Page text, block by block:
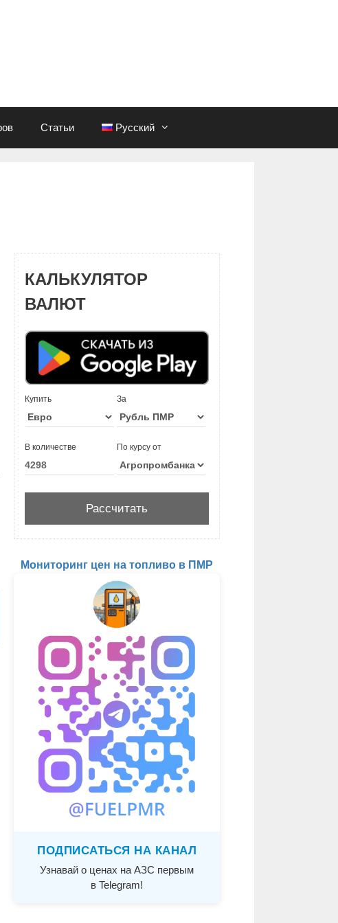
Статьи Русский
КАЛЬКУЛЯТОР
ВАЛЮТ
Купить За
В количестве По курсу от
Мониторинг цен на топливо в ПМР
ПОДПИСАТЬСЯ НА КАНАЛ
Узнавай о ценах на АЗС первым
в Telegram!